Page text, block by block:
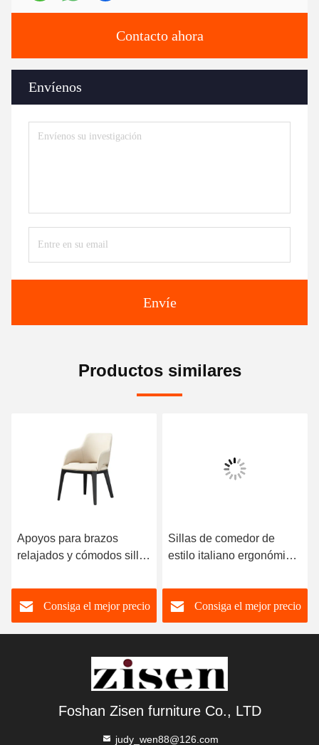
Contacto ahora
Envíenos
Envíe
Productos similares
Apoyos para brazos
relajados y cómodos sillas
italiano vienen con cuero
pu
Consiga el mejor precio
Sillas de comedor de
estilo italiano ergonómico
sólida
Consiga el mejor precio
Foshan Zisen furniture Co., LTD
judy_wen88@126.com